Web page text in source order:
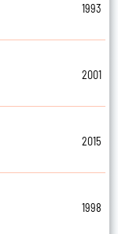
1993
2001
2015
1998